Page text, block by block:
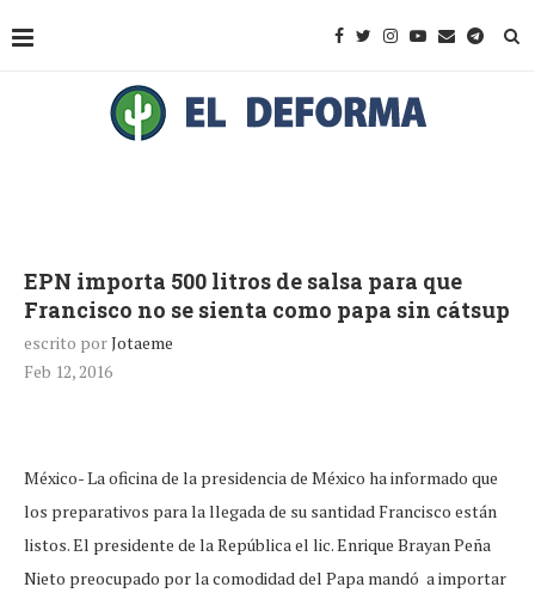
EPN importa 500 litros de salsa para que
Francisco no se sienta como papa sin cátsup
escrito porJotaeme
Feb 12, 2016
México- La oficina de la presidencia de México ha informado que
los preparativos para la llegada de su santidad Francisco están
listos. El presidente de la República el lic. Enrique Brayan Peña
Nieto preocupado por la comodidad del Papa mandó a importar